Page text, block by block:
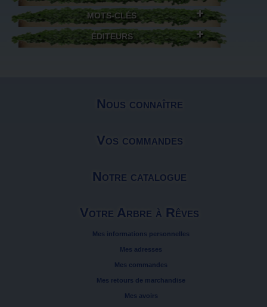
MOTS-CLÉS
ÉDITEURS
Nous connaître
Vos commandes
Notre catalogue
Votre Arbre à Rêves
Mes informations personnelles
Mes adresses
Mes commandes
Mes retours de marchandise
Mes avoirs